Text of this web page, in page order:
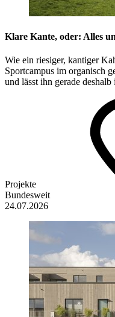
Klare Kante, oder: Alles
Wie ein riesiger, kantiger
Sportcampus im organisch
und lässt ihn gerade deshalb
Projekte
Bundesweit
24.07.2026